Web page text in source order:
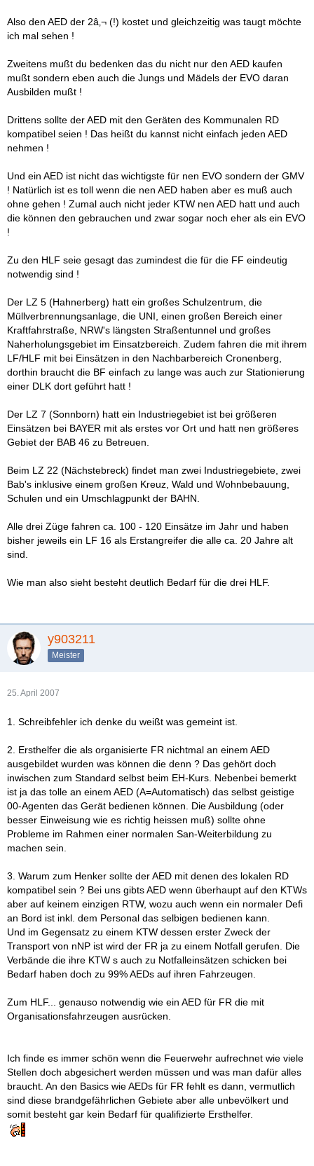
Also den AED der 2â‚¬ (!) kostet und gleichzeitig was taugt möchte
ich mal sehen !
Zweitens mußt du bedenken das du nicht nur den AED kaufen
mußt sondern eben auch die Jungs und Mädels der EVO daran
Ausbilden mußt !
Drittens sollte der AED mit den Geräten des Kommunalen RD
kompatibel seien ! Das heißt du kannst nicht einfach jeden AED
nehmen !
Und ein AED ist nicht das wichtigste für nen EVO sondern der GMV
! Natürlich ist es toll wenn die nen AED haben aber es muß auch
ohne gehen ! Zumal auch nicht jeder KTW nen AED hatt und auch
die können den gebrauchen und zwar sogar noch eher als ein EVO
!
Zu den HLF seie gesagt das zumindest die für die FF eindeutig
notwendig sind !
Der LZ 5 (Hahnerberg) hatt ein großes Schulzentrum, die
Müllverbrennungsanlage, die UNI, einen großen Bereich einer
Kraftfahrstraße, NRW's längsten Straßentunnel und großes
Naherholungsgebiet im Einsatzbereich. Zudem fahren die mit ihrem
LF/HLF mit bei Einsätzen in den Nachbarbereich Cronenberg,
dorthin braucht die BF einfach zu lange was auch zur Stationierung
einer DLK dort geführt hatt !
Der LZ 7 (Sonnborn) hatt ein Industriegebiet ist bei größeren
Einsätzen bei BAYER mit als erstes vor Ort und hatt nen größeres
Gebiet der BAB 46 zu Betreuen.
Beim LZ 22 (Nächstebreck) findet man zwei Industriegebiete, zwei
Bab's inklusive einem großen Kreuz, Wald und Wohnbebauung,
Schulen und ein Umschlagpunkt der BAHN.
Alle drei Züge fahren ca. 100 - 120 Einsätze im Jahr und haben
bisher jeweils ein LF 16 als Erstangreifer die alle ca. 20 Jahre alt
sind.
Wie man also sieht besteht deutlich Bedarf für die drei HLF.
y903211
Meister
25. April 2007
1. Schreibfehler ich denke du weißt was gemeint ist.
2. Ersthelfer die als organisierte FR nichtmal an einem AED
ausgebildet wurden was können die denn ? Das gehört doch
inwischen zum Standard selbst beim EH-Kurs. Nebenbei bemerkt
ist ja das tolle an einem AED (A=Automatisch) das selbst geistige
00-Agenten das Gerät bedienen können. Die Ausbildung (oder
besser Einweisung wie es richtig heissen muß) sollte ohne
Probleme im Rahmen einer normalen San-Weiterbildung zu
machen sein.
3. Warum zum Henker sollte der AED mit denen des lokalen RD
kompatibel sein ? Bei uns gibts AED wenn überhaupt auf den KTWs
aber auf keinem einzigen RTW, wozu auch wenn ein normaler Defi
an Bord ist inkl. dem Personal das selbigen bedienen kann.
Und im Gegensatz zu einem KTW dessen erster Zweck der
Transport von nNP ist wird der FR ja zu einem Notfall gerufen. Die
Verbände die ihre KTW s auch zu Notfalleinsätzen schicken bei
Bedarf haben doch zu 99% AEDs auf ihren Fahrzeugen.
Zum HLF... genauso notwendig wie ein AED für FR die mit
Organisationsfahrzeugen ausrücken.
Ich finde es immer schön wenn die Feuerwehr aufrechnet wie viele
Stellen doch abgesichert werden müssen und was man dafür alles
braucht. An den Basics wie AEDs für FR fehlt es dann, vermutlich
sind diese brandgefährlichen Gebiete aber alle unbevölkert und
somit besteht gar kein Bedarf für qualifizierte Ersthelfer.